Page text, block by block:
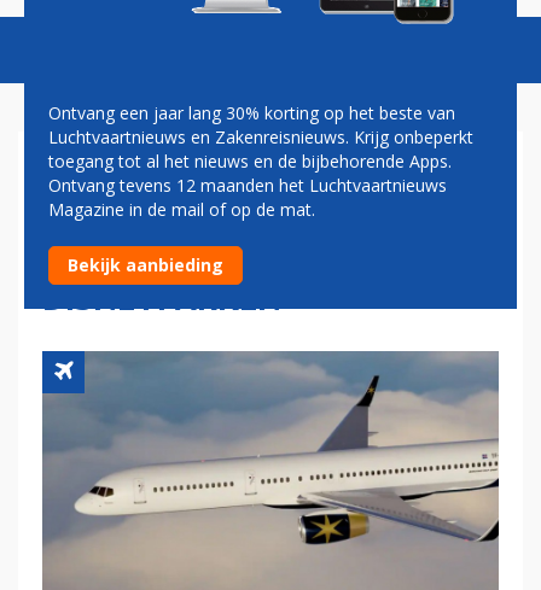
DISNEY BIEDT EXCLUSIEVE
WERELDTOUR PER VLIEGTUIG
AAN NAAR ALLE
DISNEYPARKEN
Ontvang een jaar lang 30% korting op het beste van
Luchtvaartnieuws en Zakenreisnieuws. Krijg onbeperkt
toegang tot al het nieuws en de bijbehorende Apps.
Ontvang tevens 12 maanden het Luchtvaartnieuws
Magazine in de mail of op de mat.
Bekijk aanbieding